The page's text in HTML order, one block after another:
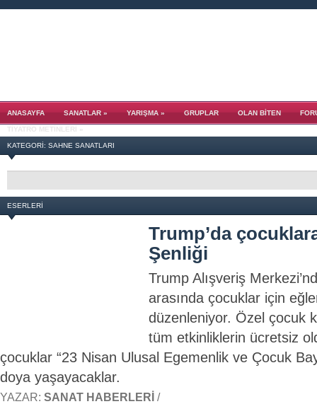
ANASAYFA SANATLAR» YARIŞMA» GRUPLAR OLAN BITEN
TIYATRO METINLERI »
KATEGORI: SAHNE SANATLARI
ESERLERI
Trump’da
Şenliği
Trump Alışveriş
arasında çocuklar için
düzenleniyor. Özel çocuk
tüm etkinliklerin ücretsiz
çocuklar “23 Nisan Ulusal Egemenlik ve Çocuk
doya yaşayacaklar.
YAZAR: SANAT HABERLERI /